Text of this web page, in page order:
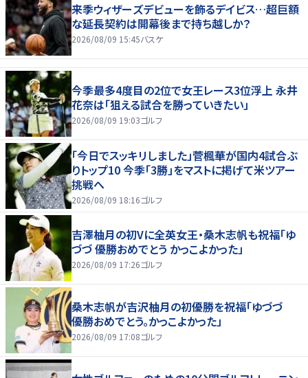
来季ウィザーズデビューを飾るデイビス…超巨額
な延長契約は開幕後まで持ち越しか？
2026/08/09 15:45バスケ
今季最多4度目の2位で女王レース3位浮上 永井
花奈は「狙える試合を勝っていきたい」
2026/08/09 19:03ゴルフ
「今日でスッキリしました」菅楓華が国内4試合ぶ
りトップ10 今季「3勝」をマストに掲げて米ツアー
挑戦へ
2026/08/09 18:16ゴルフ
吉澤柚月の初Vに全英女王・桑木志帆も祝福「ゆ
づづ 優勝おめでとう かっこよかった」
2026/08/09 17:26ゴルフ
桑木志帆が吉沢柚月の初優勝を祝福「ゆづづ
優勝おめでとう。かっこよかった」
2026/08/09 17:08ゴルフ